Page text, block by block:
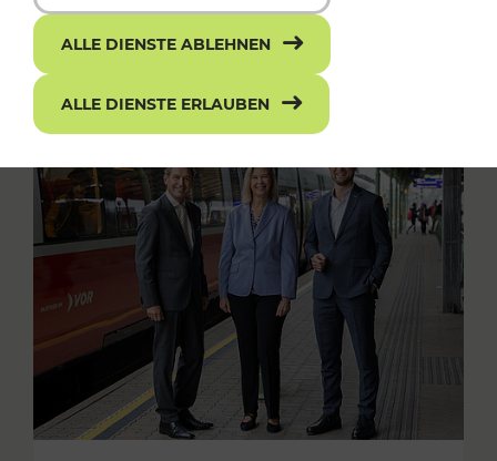
ALLE DIENSTE ABLEHNEN
ALLE DIENSTE ERLAUBEN